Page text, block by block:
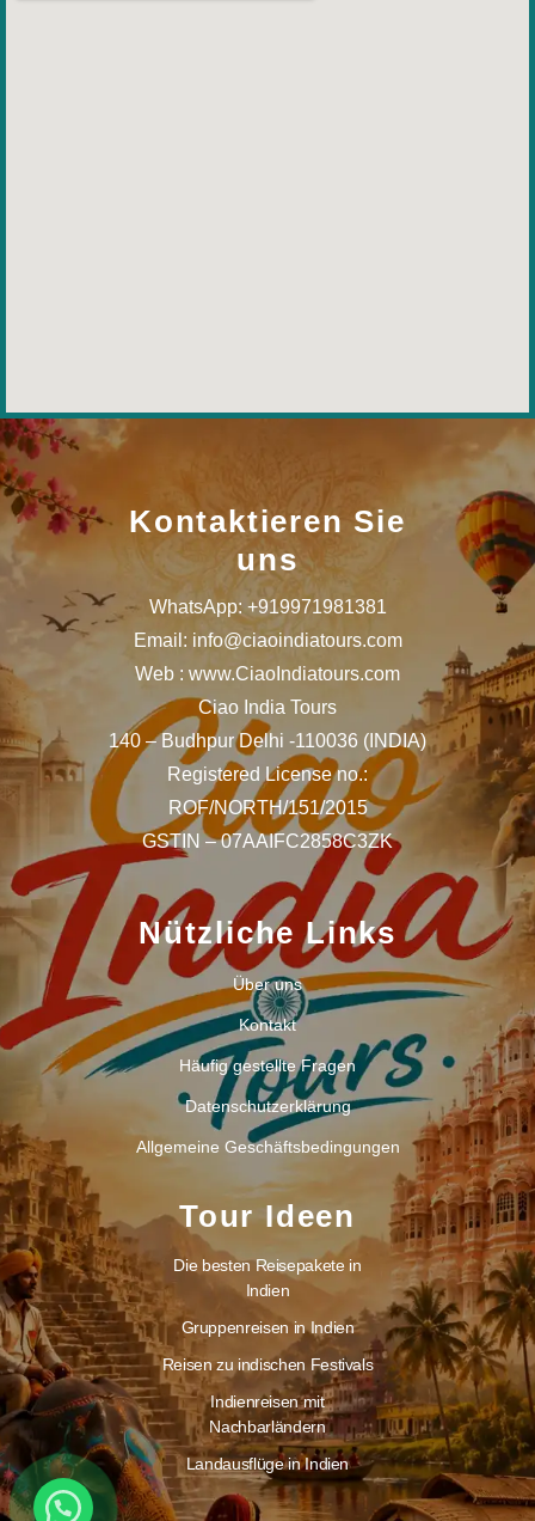
Kontaktieren Sie
uns
WhatsApp: +919971981381
Email: info@ciaoindiatours.com
Web : www.CiaoIndiatours.com
Ciao India Tours
140 – Budhpur Delhi -110036 (INDIA)
Registered License no.:
ROF/NORTH/151/2015
GSTIN – 07AAIFC2858C3ZK
Nützliche Links
Über uns
Kontakt
Häufig gestellte Fragen
Datenschutzerklärung
Allgemeine Geschäftsbedingungen
Tour Ideen
Die besten Reisepakete in
Indien
Gruppenreisen in Indien
Reisen zu indischen Festivals
Indienreisen mit
Nachbarländern
Landausflüge in Indien